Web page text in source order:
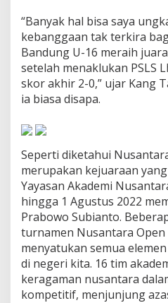
g
a
,
P
e
r
u
a
a
N
u
s
a
n
t
a
r
“Banyak hal bisa saya
kebanggaan tak terkira
Bandung U-16 meraih
setelah menaklukan PSLS
skor akhir 2-0,” ujar Kang
ia biasa disapa.
Seperti diketahui
merupakan kejuaraan
Yayasan Akademi
hingga 1 Agustus 2022
Prabowo Subianto.
turnamen Nusantara
menyatukan semua
di negeri kita. 16 tim
keragaman nusantara
kompetitif, menjunjung